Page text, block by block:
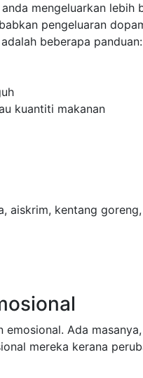
mengeluarkan
pengeluaran
beberapa panduan:
kuantiti makanan
aiskrim, kentang
Ada
mereka kerana